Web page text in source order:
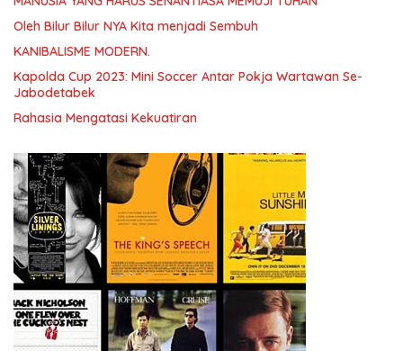
Oleh Bilur Bilur NYA Kita menjadi Sembuh
KANIBALISME MODERN.
Kapolda Cup 2023: Mini Soccer Antar Pokja Wartawan Se-
Jabodetabek
Rahasia Mengatasi Kekuatiran